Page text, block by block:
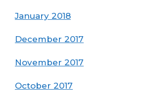
January 2018
December 2017
November 2017
October 2017